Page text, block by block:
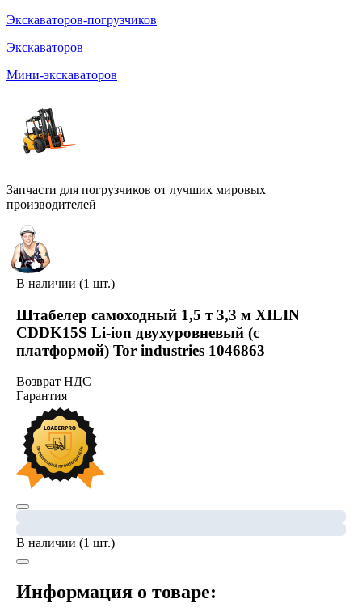
Экскаваторов-погрузчиков
Экскаваторов
Мини-экскаваторов
Запчасти для погрузчиков от лучших мировых
производителей
В наличии (1 шт.)
Штабелер самоходный 1,5 т 3,3 м XILIN
CDDK15S Li-ion двухуровневый (с
платформой) Tor industries 1046863
Возврат НДС
Гарантия
В наличии (1 шт.)
Информация о товаре: